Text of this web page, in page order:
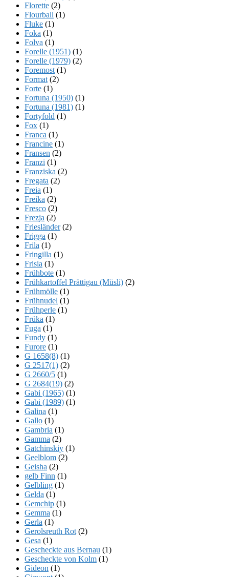
Florette (2)
Flourball (1)
Fluke (1)
Foka (1)
Folva (1)
Forelle (1951) (1)
Forelle (1979) (2)
Foremost (1)
Format (2)
Forte (1)
Fortuna (1950) (1)
Fortuna (1981) (1)
Fortyfold (1)
Fox (1)
Franca (1)
Francine (1)
Fransen (2)
Franzi (1)
Franziska (2)
Fregata (2)
Freia (1)
Freika (2)
Fresco (2)
Frezja (2)
Friesländer(2)
Frigga (1)
Frila (1)
Fringilla (1)
Frisia (1)
Frühbote (1)
Frühkartoffel Prättigau (Müsli) (2)
Frühmölle (1)
Frühnudel (1)
Frühperle (1)
Früka (1)
Fuga (1)
Fundy (1)
Furore (1)
G 1658(8) (1)
G 2517(1) (2)
G 2660/5 (1)
G 2684(19) (2)
Gabi (1965) (1)
Gabi (1989) (1)
Galina (1)
Gallo (1)
Gambria (1)
Gamma (2)
Gatchinskiy (1)
Geelblom (2)
Geisha (2)
gelb Finn (1)
Gelbling (1)
Gelda (1)
Gemchip (1)
Gemma (1)
Gerla (1)
Gerolsreuth Rot (2)
Gesa (1)
Gescheckte aus Bernau (1)
Gescheckte von Kolm (1)
Gideon (1)